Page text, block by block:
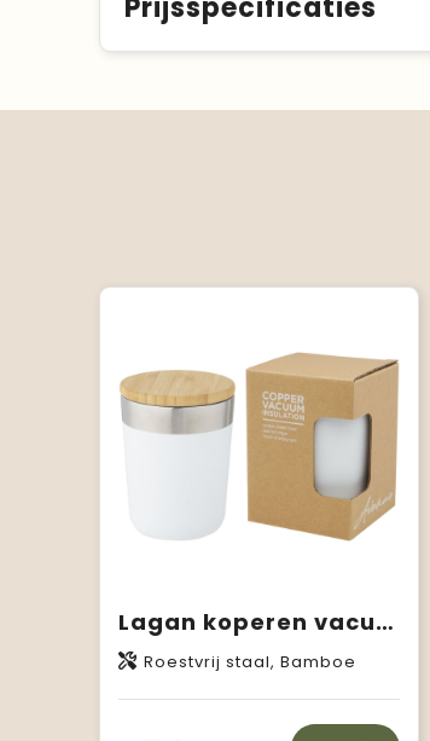
Lagan koperen vacuüm geïsoleerde roestvrijstalen beker van 330 ml met bamboe deksel
Roestvrij staal, Bamboe